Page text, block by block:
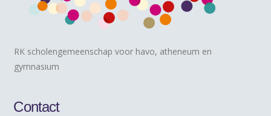
RK scholengemeenschap voor havo, atheneum en
gymnasium
Contact